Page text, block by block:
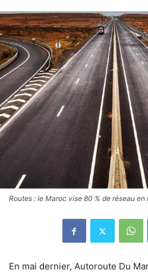
Routes : le Maroc vise 80 % de réseau en
En mai dernier, Autoroute Du